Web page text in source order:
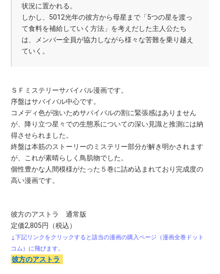
状況に置かれる。
しかし、5012光年の彼方から母星まで「5つの星を渡っ
て食料を補給していく方法」を考えだした主人公たち
は、メンバー全員が協力しながら様々な苦難を乗り越え
ていく。
ＳＦミステリーサバイバル漫画です。
序盤はサバイバル中心です。
コメディ色が強いためサバイバルの割に緊張感はありません
が、降り立つ星々での生態系についての深い見識と推測には納
得させられました。
終盤は本筋のストーリーのミステリー部分が解き明かされます
が、これが素晴らしく鳥肌物でした。
個性豊かな人間模様がたった５巻に詰め込まれており完成度の
高い漫画です。
彼方のアストラ 通常版
定価2,805円（税込）
↓下記リンクをクリックすると該当の漫画の購入ページ（漫画全巻ドット
コム）に飛びます。
彼方のアストラ